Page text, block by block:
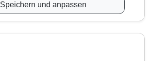
Speichern und anpassen